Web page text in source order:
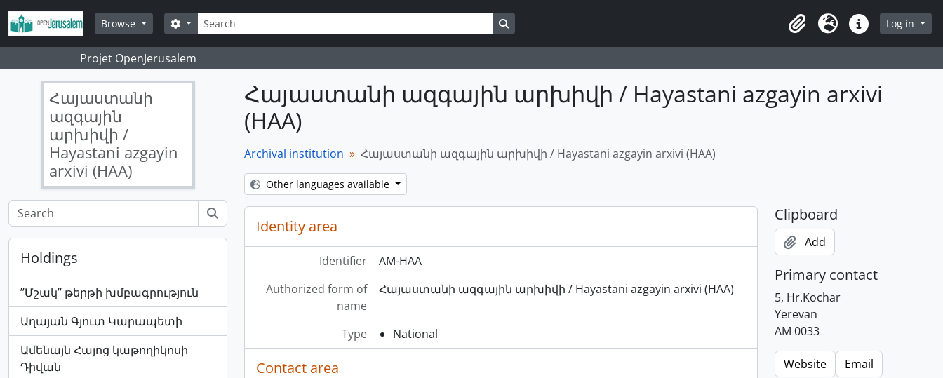
Skip to main content
Browse
Search
Search options
ClipboardLanguageQuick linksLog in
Projet OpenJerusalem
Հայաստանի
ազգային
արխիվի /
Hayastani azgayin
arxivi (HAA)
Holdings
’’Մշակ’’ թերթի խմբագրություն
Աղայան Գյուտ Կարապետի
Ամենայն Հայոց կաթողիկոսի
Դիվան
Հայաստանի ազգային արխիվի / Hayastani azgayin arxivi
(HAA)
Archival institution Հայաստանի ազգային արխիվի / Hayastani azgayin arxivi (HAA)
Other languages available
Identity area
Identifier
AM-HAA
Authorized form of
name
Հայաստանի ազգային արխիվի / Hayastani azgayin arxivi (HAA)
Type National
Contact area
Clipboard
Add
Primary contact
5, Hr.Kochar
Yerevan
AM 0033
Website Email